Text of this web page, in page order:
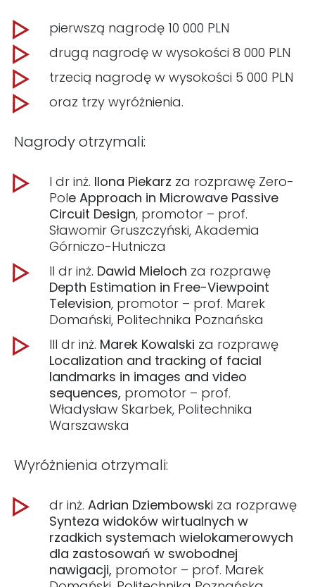
pierwszą nagrodę 10 000 PLN
drugą nagrodę w wysokości 8 000 PLN
trzecią nagrodę w wysokości 5 000 PLN
oraz trzy wyróżnienia.
Nagrody otrzymali:
I dr inż. Ilona Piekarz za rozprawę Zero-
Pole Approach in Microwave Passive
Circuit Design, promotor – prof.
Sławomir Gruszczyński, Akademia
Górniczo-Hutnicza
II dr inż. Dawid Mieloch za rozprawę
Depth Estimation in Free-Viewpoint
Television, promotor – prof. Marek
Domański, Politechnika Poznańska
III dr inż. Marek Kowalski za rozprawę
Localization and tracking of facial
landmarks in images and video
sequences, promotor – prof.
Władysław Skarbek, Politechnika
Warszawska
Wyróżnienia otrzymali:
dr inż. Adrian Dziembowski za rozprawę
Synteza widoków wirtualnych w
rzadkich systemach wielokamerowych
dla zastosowań w swobodnej
nawigacji, promotor – prof. Marek